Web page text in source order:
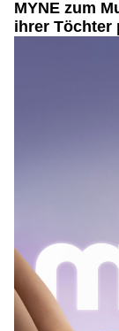
MYNE zum
ihrer Töchter